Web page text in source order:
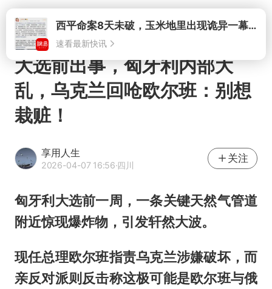
打开西平命案8天未破，玉米地里出现诡异一幕，我突然想起了欧金中
速看最新快讯
大选前出事，匈牙利内部大
乱，乌克兰回呛欧尔班：别想
栽赃！
享用人生
2026-04-07 16:56·四川
关注
匈牙利大选前一周，一条关键天然气管道
附近惊现爆炸物，引发轩然大波。
现任总理欧尔班指责乌克兰涉嫌破坏，而
亲反对派则反击称这极可能是欧尔班与俄